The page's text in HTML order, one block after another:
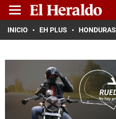
INICIO EH PLUS HONDURAS